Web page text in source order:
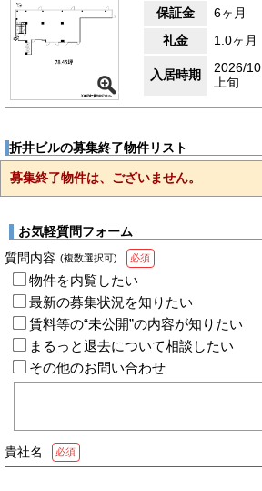
保証金
6ヶ月
礼金
1.0ヶ月
入居時期
2026/10
上旬
折井ビルの募集終了物件リスト
募集終了物件は、ございません。
お気軽質問フォーム
質問内容 (複数選択可) 必須
物件を内覧したい
最新の募集状況を知りたい
賃料等の“未公開”の内容が知りたい
まるっと退去について相談したい
その他のお問い合わせ
貴社名 必須